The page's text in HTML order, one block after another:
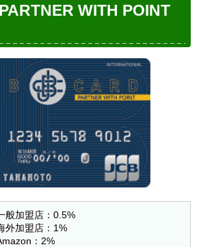
WITH POINT
般加盟店：0.5%
外加盟店：1%
：2%